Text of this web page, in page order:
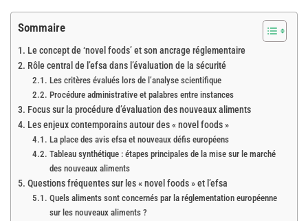
Sommaire
Le concept de ‘novel foods’ et son ancrage réglementaire
Rôle central de l’efsa dans l’évaluation de la sécurité
Les critères évalués lors de l’analyse scientifique
Procédure administrative et palabres entre instances
Focus sur la procédure d’évaluation des nouveaux aliments
Les enjeux contemporains autour des « novel foods »
La place des avis efsa et nouveaux défis européens
Tableau synthétique : étapes principales de la mise sur le marché
des nouveaux aliments
Questions fréquentes sur les « novel foods » et l’efsa
Quels aliments sont concernés par la réglementation européenne
sur les nouveaux aliments ?